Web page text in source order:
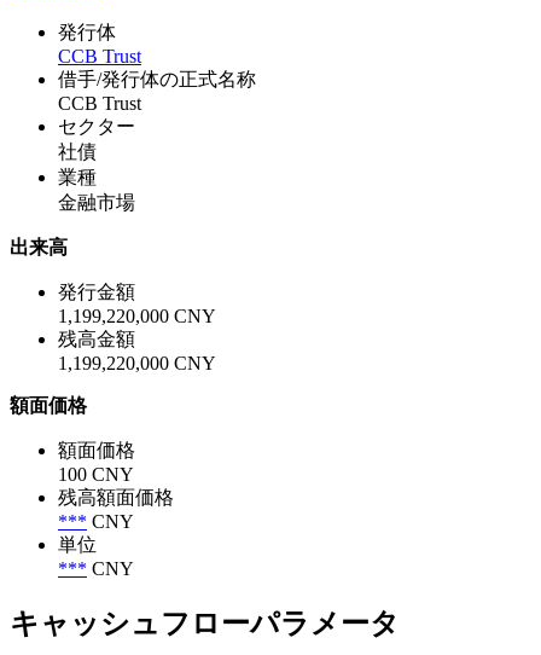
発行体
CCB Trust
借手/発行体の正式名称
CCB Trust
セクター
社債
業種
金融市場
出来高
発行金額
1,199,220,000 CNY
残高金額
1,199,220,000 CNY
額面価格
額面価格
100 CNY
残高額面価格
*** CNY
単位
*** CNY
キャッシュフローパラメータ